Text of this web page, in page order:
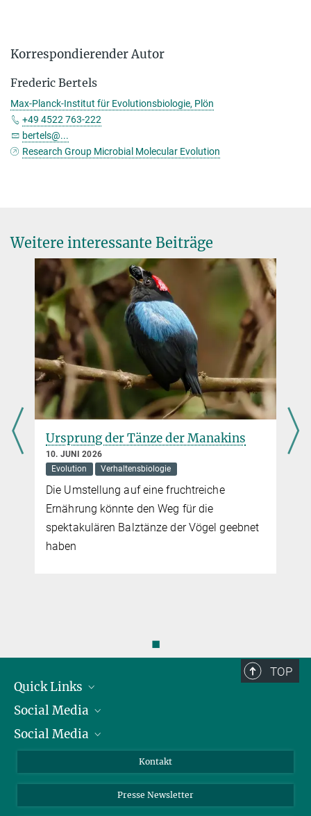
Korrespondierender Autor
Frederic Bertels
Max-Planck-Institut für Evolutionsbiologie, Plön
+49 4522 763-222
bertels@...
Research Group Microbial Molecular Evolution
Weitere interessante Beiträge
Ursprung der Tänze der Manakins
10. JUNI 2026
Evolution
Verhaltensbiologie
Die Umstellung auf eine fruchtreiche
Ernährung könnte den Weg für die
spektakulären Balztänze der Vögel geebnet
haben
◼
TOP
Quick Links
Präsident
Zahlen und Fakten
Meldestelle Fehlverhalten
Social Media
Bluesky
Social Media
YouTube
Kontakt
Presse Newsletter